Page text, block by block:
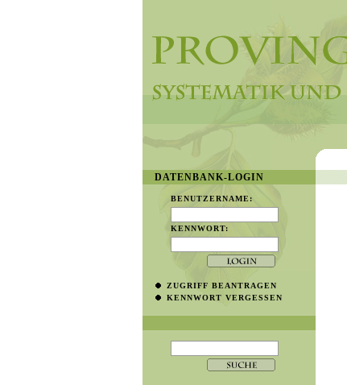
DATENBANK-LOGIN
BENUTZERNAME:
KENNWORT:
ZUGRIFF BEANTRAGEN
KENNWORT VERGESSEN